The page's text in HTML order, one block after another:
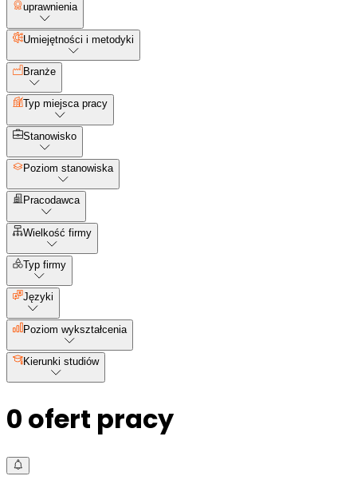
uprawnienia
Umiejętności i metodyki
Branże
Typ miejsca pracy
Stanowisko
Poziom stanowiska
Pracodawca
Wielkość firmy
Typ firmy
Języki
Poziom wykształcenia
Kierunki studiów
0 ofert pracy